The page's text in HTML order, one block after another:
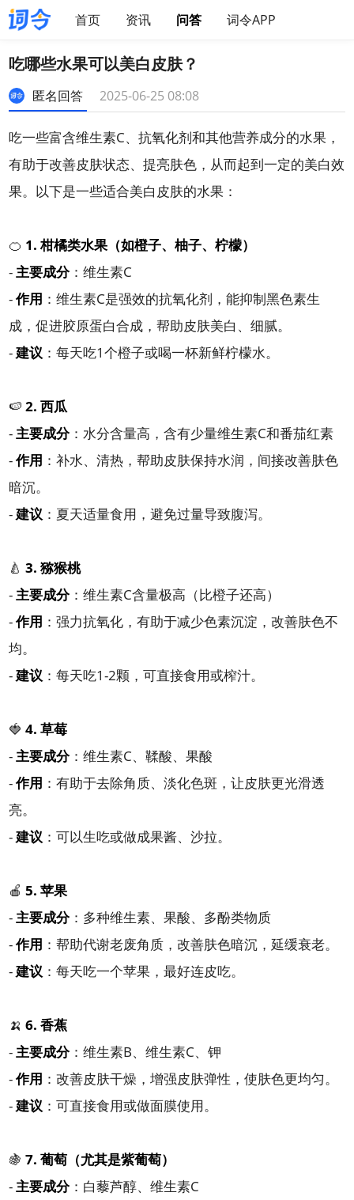
首页 资讯 问答 词令APP
吃哪些水果可以美白皮肤？
匿名回答 2025-06-25 08:08
吃一些富含维生素C、抗氧化剂和其他营养成分的水果，
有助于改善皮肤状态、提亮肤色，从而起到一定的美白效
果。以下是一些适合美白皮肤的水果：
🍊 1. 柑橘类水果（如橙子、柚子、柠檬）
-主要成分 ：维生素C
-作用 ：维生素C是强效的抗氧化剂，能抑制黑色素生
成，促进胶原蛋白合成，帮助皮肤美白、细腻。
-建议 ：每天吃1个橙子或喝一杯新鲜柠檬水。
🍉2. 西瓜
-主要成分 ：水分含量高，含有少量维生素C和番茄红素
-作用 ：补水、清热，帮助皮肤保持水润，间接改善肤色
暗沉。
-建议 ：夏天适量食用，避免过量导致腹泻。
🍐3. 猕猴桃
-主要成分 ：维生素C含量极高（比橙子还高）
-作用 ：强力抗氧化，有助于减少色素沉淀，改善肤色不
均。
-建议 ：每天吃1-2颗，可直接食用或榨汁。
🍓4. 草莓
-主要成分 ：维生素C、鞣酸、果酸
-作用 ：有助于去除角质、淡化色斑，让皮肤更光滑透
亮。
-建议 ：可以生吃或做成果酱、沙拉。
🍎5. 苹果
-主要成分 ：多种维生素、果酸、多酚类物质
-作用 ：帮助代谢老废角质，改善肤色暗沉，延缓衰老。
-建议 ：每天吃一个苹果，最好连皮吃。
🍌6. 香蕉
-主要成分 ：维生素B、维生素C、钾
-作用 ：改善皮肤干燥，增强皮肤弹性，使肤色更均匀。
-建议 ：可直接食用或做面膜使用。
🍇7. 葡萄（尤其是紫葡萄）
-主要成分 ：白藜芦醇、维生素C